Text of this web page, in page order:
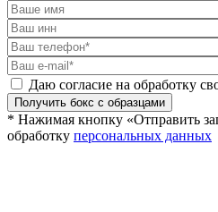
Даю согласие на обработку
Получить бокс с образцами
* Нажимая кнопку «Отправить
обработку персональных данных